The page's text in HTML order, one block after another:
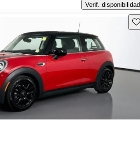
Verif. disponibilidad